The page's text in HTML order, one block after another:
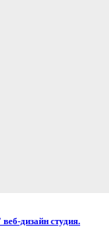
дизайн студия.